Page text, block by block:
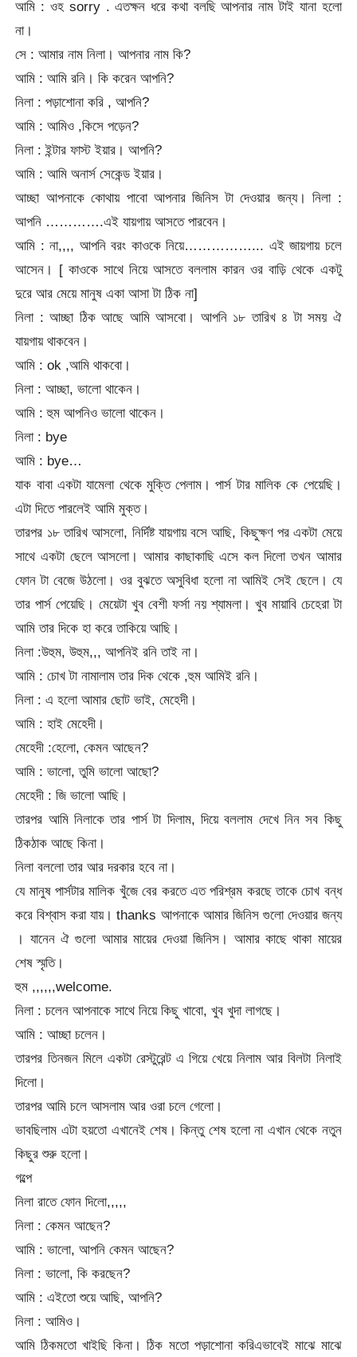
আমি : ওহ sorry . এতক্ষন ধরে কথা বলছি আপনার নাম টাই যানা হলো
না।
সে : আমার নাম নিলা। আপনার নাম কি?
আমি : আমি রনি। কি করেন আপনি?
নিলা : পড়াশোনা করি , আপনি?
আমি : আমিও ,কিসে পড়েন?
নিলা : ইন্টার ফাস্ট ইয়ার। আপনি?
আমি : আমি অনার্স সেকেন্ড ইয়ার।
আচ্ছা আপনাকে কোথায় পাবো আপনার জিনিস টা দেওয়ার জন্য। নিলা :
আপনি ………….এই যায়গায় আসতে পারবেন।
আমি : না,,,, আপনি বরং কাওকে নিয়ে…………….­.. এই জায়গায় চলে
আসেন। [ কাওকে সাথে নিয়ে আসতে বললাম কারন ওর বাড়ি থেকে একটু
দুরে আর মেয়ে মানুষ একা আসা টা ঠিক না]
নিলা : আচ্ছা ঠিক আছে আমি আসবো। আপনি ১৮ তারিখ ৪ টা সময় ঐ
যায়গায় থাকবেন।
আমি : ok ,আমি থাকবো।
নিলা : আচ্ছা, ভালো থাকেন।
আমি : হুম আপনিও ভালো থাকেন।
নিলা : bye
আমি : bye…
যাক বাবা একটা যামেলা থেকে মুক্তি পেলাম। পার্স টার মালিক কে পেয়েছি।
এটা দিতে পারলেই আমি মুক্ত।
তারপর ১৮ তারিখ আসলো, নির্দিষ্ট যায়গায় বসে আছি, কিছুক্ষণ পর একটা মেয়ে
সাথে একটা ছেলে আসলো। আমার কাছাকাছি এসে কল দিলো তখন আমার
ফোন টা বেজে উঠলো। ওর বুঝতে অসুবিধা হলো না আমিই সেই ছেলে। যে
তার পার্স পেয়েছি। মেয়েটা খুব বেশী ফর্সা নয় শ্যামলা। খুব মায়াবি চেহেরা টা
আমি তার দিকে হা করে তাকিয়ে আছি।
নিলা :উহুম, উহুম,,, আপনিই রনি তাই না।
আমি : চোখ টা নামালাম তার দিক থেকে ,হুম আমিই রনি।
নিলা : এ হলো আমার ছোট ভাই, মেহেদী।
আমি : হাই মেহেদী।
মেহেদী :হেলো, কেমন আছেন?
আমি : ভালো, তুমি ভালো আছো?
মেহেদী : জি ভালো আছি।
তারপর আমি নিলাকে তার পার্স টা দিলাম, দিয়ে বললাম দেখে নিন সব কিছু
ঠিকঠাক আছে কিনা।
নিলা বললো তার আর দরকার হবে না।
যে মানুষ পার্সটার মালিক খুঁজে বের করতে এত পরিশ্রম করছে তাকে চোখ বন্ধ
করে বিশ্বাস করা যায়। thanks আপনাকে আমার জিনিস গুলো দেওয়ার জন্য
। যানেন ঐ গুলো আমার মায়ের দেওয়া জিনিস। আমার কাছে থাকা মায়ের
শেষ স্মৃতি।
হুম ,,,,,,welcome.
নিলা : চলেন আপনাকে সাথে নিয়ে কিছু খাবো, খুব খুদা লাগছে।
আমি : আচ্ছা চলেন।
তারপর তিনজন মিলে একটা রেস্টুরেন্ট এ গিয়ে খেয়ে নিলাম আর বিলটা নিলাই
দিলো।
তারপর আমি চলে আসলাম আর ওরা চলে গেলো।
ভাবছিলাম এটা হয়তো এখানেই শেষ। কিন্তু শেষ হলো না এখান থেকে নতুন
কিছুর শুরু হলো।
গল্পে
নিলা রাতে ফোন দিলো,,,,,
নিলা : কেমন আছেন?
আমি : ভালো, আপনি কেমন আছেন?
নিলা : ভালো, কি করছেন?
আমি : এইতো শুয়ে আছি, আপনি?
নিলা : আমিও।
আমি ঠিকমতো খাইছি কিনা। ঠিক মতো পড়াশোনা করিএভাবেই মাঝে মাঝে